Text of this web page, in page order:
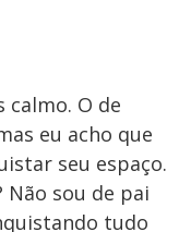
calmo. O de
eu acho que
seu espaço.
Não sou de pai
tudo